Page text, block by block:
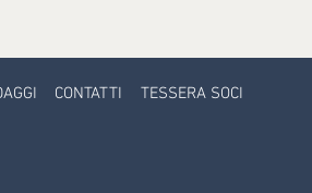
CONTATTI TESSERA SOCI